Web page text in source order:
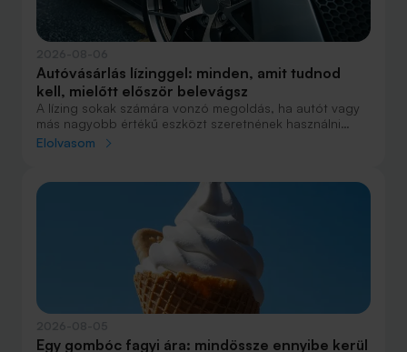
Autóvásárlás lízinggel: minden, amit tudnod
kell, mielőtt először belevágsz
A lízing sokak számára vonzó megoldás, ha autót vagy
más nagyobb értékű eszközt szeretnének használni
anélkül, hogy azt egy összegben ki kellene fizetniük.
fogalmak közül, amelyekkel biztosan találkozol.
Elolvasom
Egy gombóc fagyi ára: mindössze ennyibe kerül